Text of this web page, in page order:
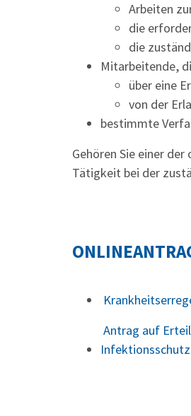
Arbeiten
die
die
Mitarbeitende,
über eine
von der
bestimmte
Gehören Sie einer
Tätigkeit bei der
Antrag auf